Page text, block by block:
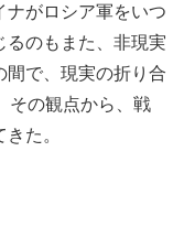
ナがロシア軍をいつ
るのもまた、非現実
間で、現実の折り合
その観点から、戦
た。